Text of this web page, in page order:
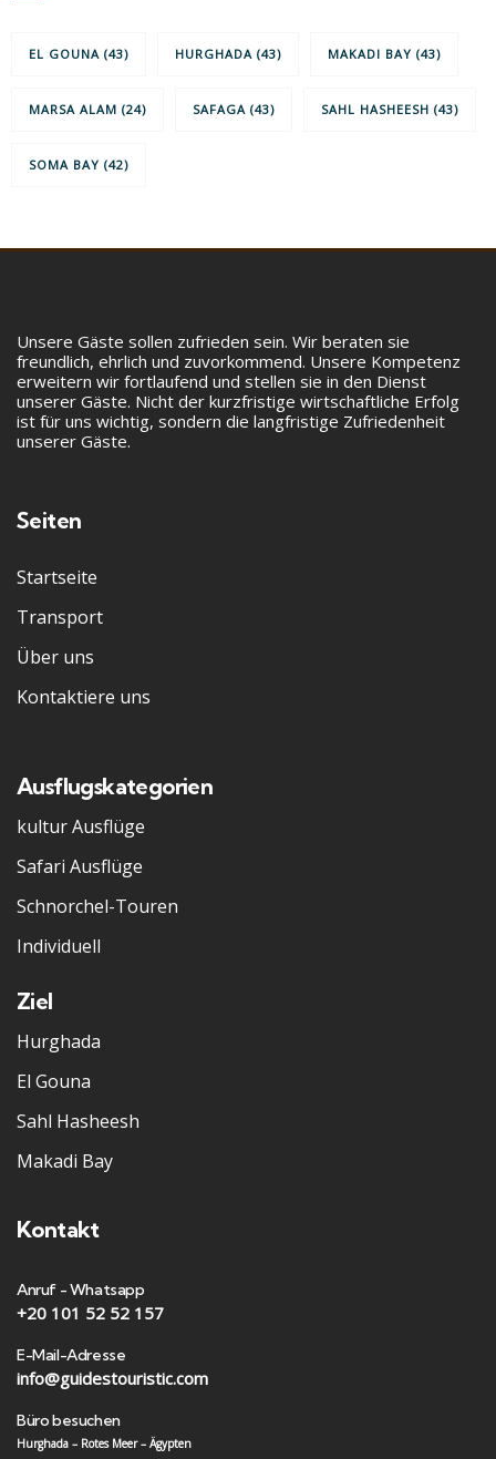
EL GOUNA (43) HURGHADA (43) MAKADI BAY (43)
MARSA ALAM (24) SAFAGA (43) SAHL HASHEESH (43)
SOMA BAY (42)
Unsere Gäste sollen zufrieden sein. Wir beraten sie
freundlich, ehrlich und zuvorkommend. Unsere Kompetenz
erweitern wir fortlaufend und stellen sie in den Dienst
unserer Gäste. Nicht der kurzfristige wirtschaftliche Erfolg
ist für uns wichtig, sondern die langfristige Zufriedenheit
unserer Gäste.
Seiten
Startseite
Transport
Über uns
Kontaktiere uns
Ausflugskategorien
kultur Ausflüge
Safari Ausflüge
Schnorchel-Touren
Individuell
Ziel
Hurghada
El Gouna
Sahl Hasheesh
Makadi Bay
Kontakt
Anruf - Whatsapp
+20 101 52 52 157
E-Mail-Adresse
info@guidestouristic.com
Büro besuchen
Hurghada – Rotes Meer – Ägypten